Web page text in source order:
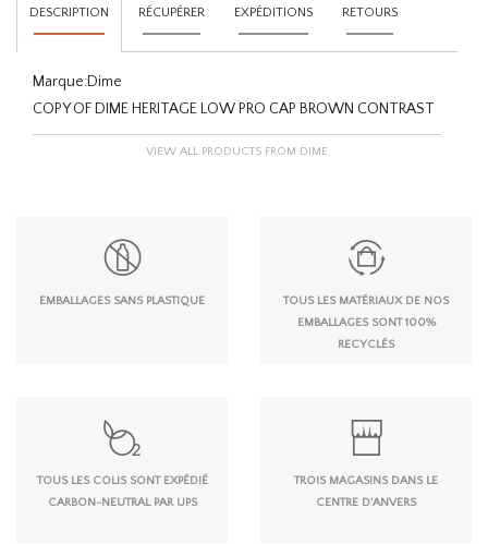
DESCRIPTION RÉCUPÉRER EXPÉDITIONS RETOURS
Marque:Dime
COPY OF DIME HERITAGE LOW PRO CAP BROWN CONTRAST
VIEW ALL PRODUCTS FROM DIME
EMBALLAGES SANS PLASTIQUE
TOUS LES MATÉRIAUX DE NOS
EMBALLAGES SONT 100%
RECYCLÉS
TOUS LES COLIS SONT EXPÉDIÉ
CARBON-NEUTRAL PAR UPS
TROIS MAGASINS DANS LE
CENTRE D'ANVERS